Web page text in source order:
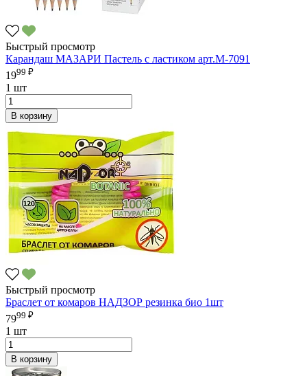
Быстрый просмотр
Карандаш МАЗАРИ Пастель с ластиком арт.M-7091
1999 ₽
1 шт
В корзину
Быстрый просмотр
Браслет от комаров НАДЗОР резинка био 1шт
7999 ₽
1 шт
В корзину